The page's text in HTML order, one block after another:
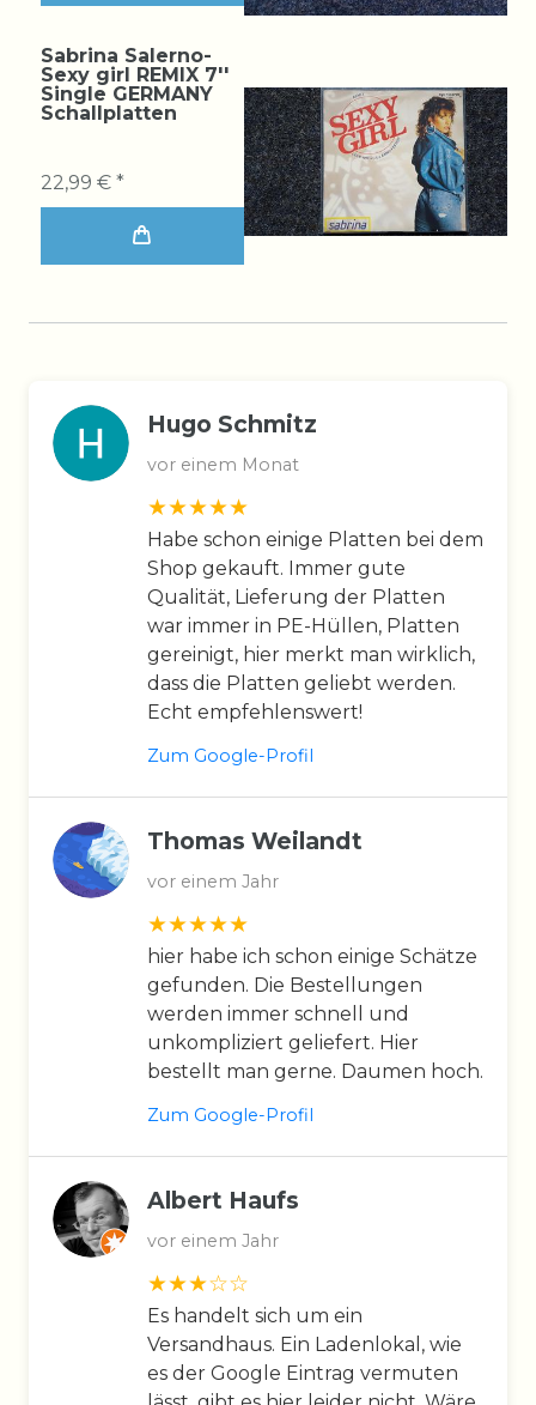
Sabrina Salerno-
Sexy girl REMIX 7''
Single GERMANY
Schallplatten
22,99 € *
Hugo Schmitz
vor einem Monat
Habe schon einige Platten bei dem
Shop gekauft. Immer gute
Qualität, Lieferung der Platten
war immer in PE-Hüllen, Platten
gereinigt, hier merkt man wirklich,
dass die Platten geliebt werden.
Echt empfehlenswert!
Zum Google-Profil
Thomas Weilandt
vor einem Jahr
hier habe ich schon einige Schätze
gefunden. Die Bestellungen
werden immer schnell und
unkompliziert geliefert. Hier
bestellt man gerne. Daumen hoch.
Zum Google-Profil
Albert Haufs
vor einem Jahr
Es handelt sich um ein
Versandhaus. Ein Ladenlokal, wie
es der Google Eintrag vermuten